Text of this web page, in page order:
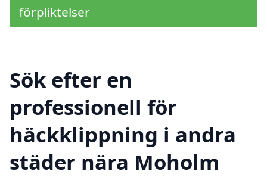
förpliktelser
Sök efter en
professionell för
häckklippning i andra
städer nära Moholm